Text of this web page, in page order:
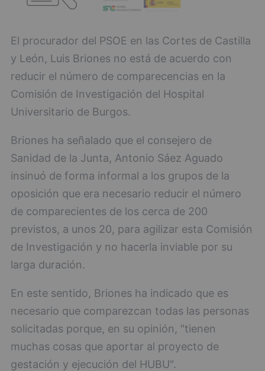
El procurador del PSOE en las Cortes de Castilla
y León, Luis Briones no está de acuerdo con
reducir el número de comparecencias en la
Comisión de Investigación del Hospital
Universitario de Burgos.
Briones ha señalado que el consejero de
Sanidad de la Junta, Antonio Sáez Aguado
insinuó de forma informal a los grupos de la
oposición que era necesario reducir el número
de comparecientes de los cerca de 200
previstos, a unos 20, para agilizar esta Comisión
de Investigación y no hacerla inviable por su
larga duración.
En este sentido, Briones ha indicado que es
necesario que comparezcan todas las personas
solicitadas porque, en su opinión, "tienen
muchas cosas que aportar al proyecto de
gestación y ejecución del HUBU".